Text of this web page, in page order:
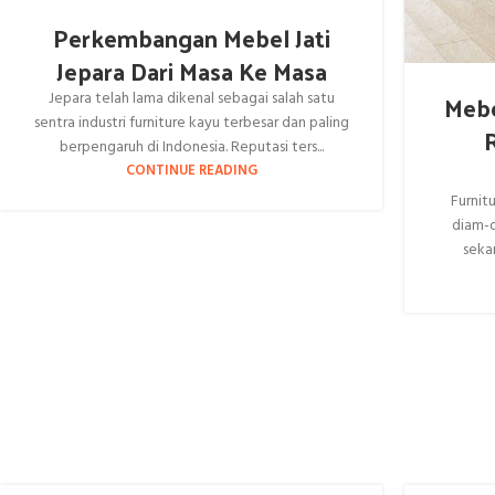
Perkembangan Mebel Jati
Jepara Dari Masa Ke Masa
Jepara telah lama dikenal sebagai salah satu
sentra industri furniture kayu terbesar dan paling
berpengaruh di Indonesia. Reputasi ters...
CONTINUE READING
diam-